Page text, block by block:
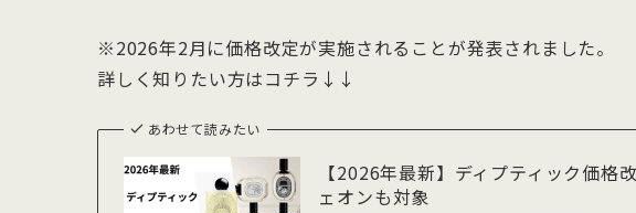
※2026年2月に価格改定が実施されることが発表されました。
詳しく知りたい方はコチラ↓↓
あわせて読みたい
【2026年最新】ディプティック価格
ェオンも対象